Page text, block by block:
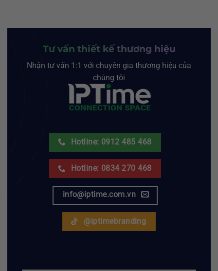
Tư vấn thiết kế thương hiệu
Nhận tư vấn 1:1 với chuyên gia thương hiệu của
chúng tôi
Hotline: 0912 485 468
Hotline: 0834 270 468
info@iptime.com.vn
@iptimebranding